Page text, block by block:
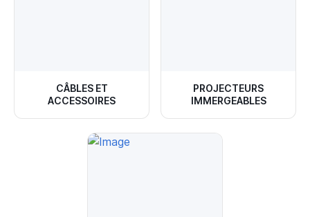
CÂBLES ET
ACCESSOIRES
PROJECTEURS
IMMERGEABLES